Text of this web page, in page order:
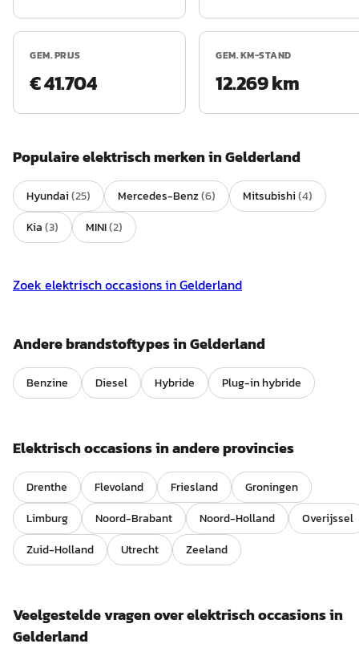
GEM. PRIJS
€ 41.704
GEM. KM-STAND
12.269 km
Populaireelektrischmerken inGelderland
Hyundai(25) Mercedes-Benz(6) Mitsubishi(4)
Kia(3) MINI(2)
Zoek elektrischoccasions inGelderland
Andere brandstoftypes inGelderland
Benzine Diesel Hybride Plug-in hybride
Elektrischoccasions in andere provincies
Drenthe Flevoland Friesland
Groningen
Limburg
Noord-Brabant Noord-Holland
Overijssel
Zuid-Holland
Utrecht Zeeland
Veelgestelde vragen overelektrischoccasions in
Gelderland